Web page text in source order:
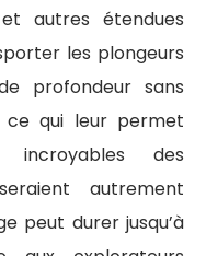
autres étendues
les plongeurs
profondeur sans
ce qui leur permet
incroyables des
autrement
peut durer jusqu’à